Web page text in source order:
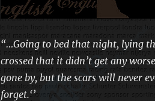
“…Going to bed that night, lying
crossed that it didn’t get any
gone by, but the scars will never
forget.‘’